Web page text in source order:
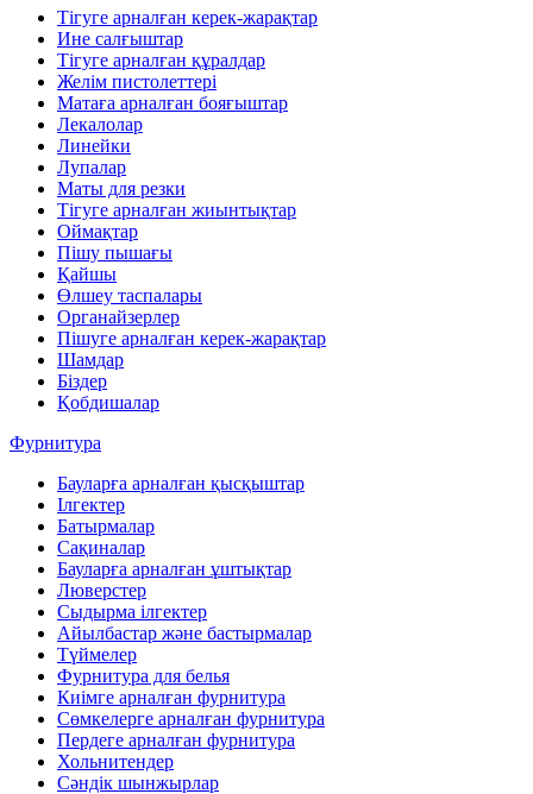
Тігуге арналған керек-жарақтар
Ине салғыштар
Тігуге арналған құралдар
Желім пистолеттері
Матаға арналған бояғыштар
Лекалолар
Линейки
Лупалар
Маты для резки
Тігуге арналған жиынтықтар
Оймақтар
Пішу пышағы
Қайшы
Өлшеу таспалары
Органайзерлер
Пішуге арналған керек-жарақтар
Шамдар
Біздер
Қобдишалар
Фурнитура
Бауларға арналған қысқыштар
Ілгектер
Батырмалар
Сақиналар
Бауларға арналған ұштықтар
Люверстер
Сыдырма ілгектер
Айылбастар және бастырмалар
Түймелер
Фурнитура для белья
Киімге арналған фурнитура
Сөмкелерге арналған фурнитура
Пердеге арналған фурнитура
Хольнитендер
Сәндік шынжырлар